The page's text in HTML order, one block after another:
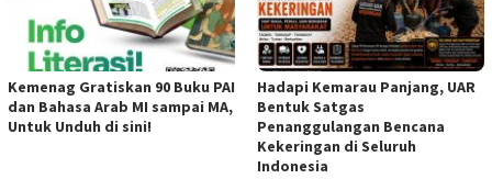
Kemenag Gratiskan 90 Buku PAI
dan Bahasa Arab MI sampai MA,
Untuk Unduh di sini!
Hadapi Kemarau Panjang, UAR
Bentuk Satgas
Penanggulangan Bencana
Kekeringan di Seluruh
Indonesia